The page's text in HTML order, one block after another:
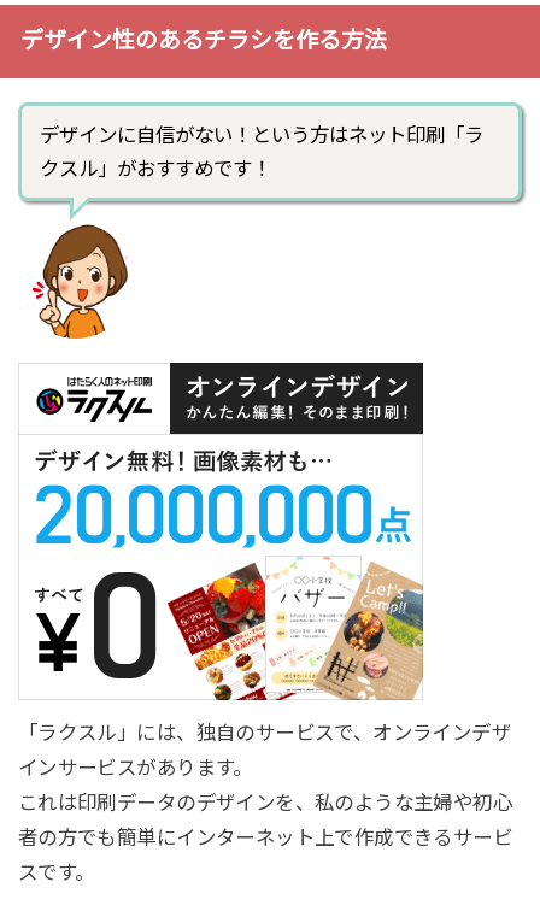
デザイン性のあるチラシを作る方法
デザインに自信がない！という方はネット印刷「ラ
クスル」がおすすめです！
「ラクスル」には、独自のサービスで、オンラインデザ
インサービスがあります。
これは印刷データのデザインを、私のような主婦や初心
者の方でも簡単にインターネット上で作成できるサービ
スです。